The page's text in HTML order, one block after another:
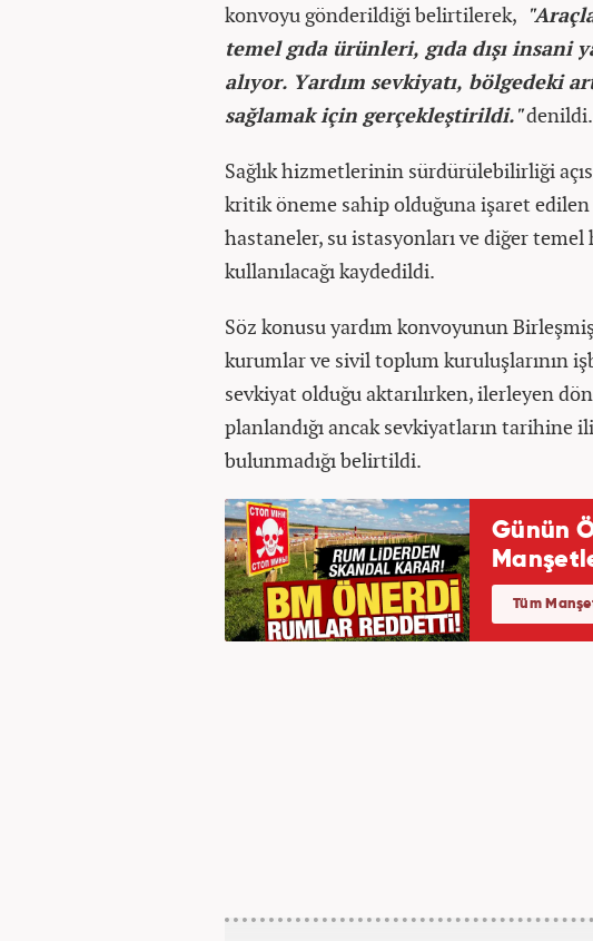
konvoyu gönderildiği belirtilerek,
temel gıda ürünleri, gıda dışı insani
alıyor. Yardım sevkiyatı, bölgedeki
sağlamak için gerçekleştirildi."denildi.
Sağlık hizmetlerinin sürdürülebilirliği
kritik öneme sahip olduğuna işaret edilen
hastaneler, su istasyonları ve diğer temel
kullanılacağı kaydedildi.
Söz konusu yardım konvoyunun
kurumlar ve sivil toplum kuruluşlarının
sevkiyat olduğu aktarılırken, ilerleyen
planlandığı ancak sevkiyatların
bulunmadığı belirtildi.